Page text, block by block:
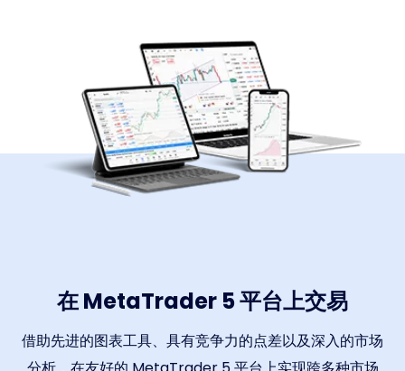
在 MetaTrader 5 平台上交易
借助先进的图表工具、具有竞争力的点差以及深入的市场